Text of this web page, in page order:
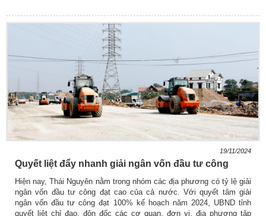
19/11/2024
Quyết liệt đẩy nhanh giải ngân vốn đầu tư công
Hiện nay, Thái Nguyên nằm trong nhóm các địa phương có tỷ lệ giải
ngân vốn đầu tư công đạt cao của cả nước. Với quyết tâm giải
ngân vốn đầu tư công đạt 100% kế hoạch năm 2024, UBND tỉnh
quyết liệt chỉ đạo, đôn đốc các cơ quan, đơn vị, địa phương tập